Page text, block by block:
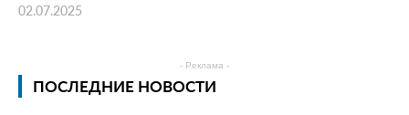
02.07.2025
- Реклама -
ПОСЛЕДНИЕ НОВОСТИ